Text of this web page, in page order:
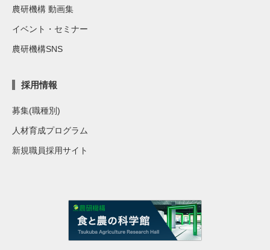
農研機構 動画集
イベント・セミナー
農研機構SNS
採用情報
募集(職種別)
人材育成プログラム
新規職員採用サイト